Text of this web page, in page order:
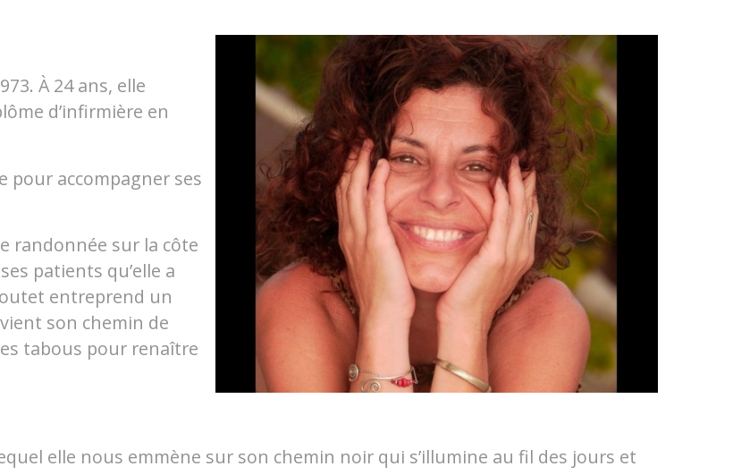
À 24 ans, elle
d’infirmière en
pour accompagner ses
randonnée sur la côte
patients qu’elle a
entreprend un
son chemin de
tabous pour renaître
elle nous emmène sur son chemin noir qui s’illumine au fil des jours et